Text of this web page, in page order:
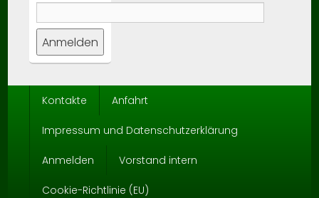
Kontakte Anfahrt
Impressum und Datenschutzerklärung
Anmelden Vorstand intern
Cookie-Richtlinie (EU)